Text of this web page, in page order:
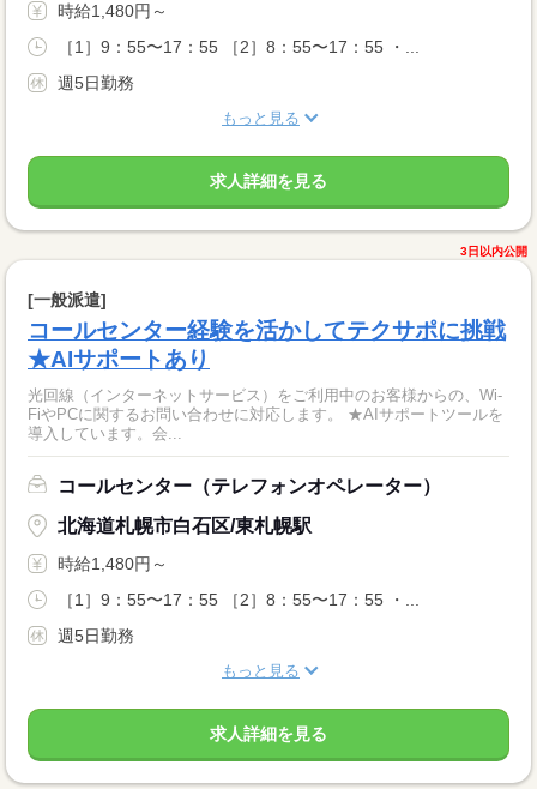
時給1,480円～
［1］9：55〜17：55 ［2］8：55〜17：55 ・...
週5日勤務
もっと見る
求人詳細を見る
3日以内公開
[一般派遣]
コールセンター経験を活かしてテクサポに挑戦
★AIサポートあり
光回線（インターネットサービス）をご利用中のお客様からの、Wi-
FiやPCに関するお問い合わせに対応します。 ★AIサポートツールを
導入しています。会...
コールセンター（テレフォンオペレーター）
北海道札幌市白石区/東札幌駅
時給1,480円～
［1］9：55〜17：55 ［2］8：55〜17：55 ・...
週5日勤務
もっと見る
求人詳細を見る